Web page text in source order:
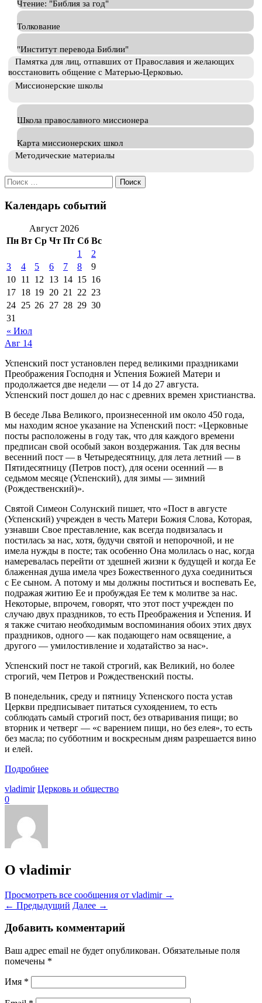
Чтение: "Библия за год"
Толкование
"Институт перевода Библии"
Памятка для лиц, отпавших от Православия и желающих
восстановить общение с Матерью-Церковью.
Миссионерские школы
Школа православного миссионера
Карта миссионерских школ
Методические материалы
Искать:
Календарь событий
Август 2026
Пн Вт Ср Чт Пт Сб Вс
« Июл
1
2
3
4 5 6 7 8
9
10 11 12 13 14 15 16
17 18 19 20 21 22 23
24 25 26 27 28 29 30
31
Авг 14
Успенский пост установлен перед великими праздниками
Преображения Господня и Успения Божией Матери и
продолжается две недели — от 14 до 27 августа.
Успенский пост дошел до нас с древних времен христианства.
В беседе Льва Великого, произнесенной им около 450 года,
мы находим ясное указание на Успенский пост: «Церковные
посты расположены в году так, что для каждого времени
предписан свой особый закон воздержания. Так для весны
весенний пост — в Четыредесятницу, для лета летний — в
Пятидесятницу (Петров пост), для осени осенний — в
седьмом месяце (Успенский), для зимы — зимний
(Рождественский)».
Святой Симеон Солунский пишет, что «Пост в августе
(Успенский) учрежден в честь Матери Божия Слова, Которая,
узнавши Свое преставление, как всегда подвизалась и
постилась за нас, хотя, будучи святой и непорочной, и не
имела нужды в посте; так особенно Она молилась о нас, когда
намеревалась перейти от здешней жизни к будущей и когда Ее
блаженная душа имела чрез Божественного духа соединиться
с Ее сыном. А потому и мы должны поститься и воспевать Ее,
подражая житию Ее и пробуждая Ее тем к молитве за нас.
Некоторые, впрочем, говорят, что этот пост учрежден по
случаю двух праздников, то есть Преображения и Успения. И
я также считаю необходимым воспоминания обоих этих двух
праздников, одного — как подающего нам освящение, а
другого — умилостивление и ходатайство за нас».
Успенский пост не такой строгий, как Великий, но более
строгий, чем Петров и Рождественский посты.
В понедельник, среду и пятницу Успенского поста устав
Церкви предписывает питаться сухоядением, то есть
соблюдать самый строгий пост, без отваривания пищи; во
вторник и четверг — «с варением пищи, но без елея», то есть
без масла; по субботним и воскресным дням разрешается вино
и елей.
Подробнее
vladimir Церковь и общество
0
О vladimir
Просмотреть все сообщения от vladimir →
← Предыдущий Далее →
Добавить комментарий
Ваш адрес email не будет опубликован. Обязательные поля
помечены *
Имя *